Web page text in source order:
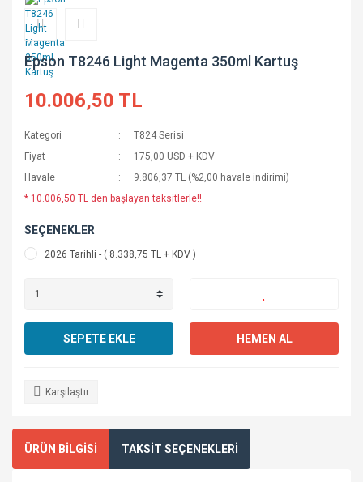
Epson T8246 Light Magenta 350ml Kartuş
10.006,50 TL
Kategori
T824 Serisi
Fiyat
175,00 USD + KDV
Havale
9.806,37 TL (%2,00 havale indirimi)
* 10.006,50 TL den başlayan taksitlerle!!
SEÇENEKLER
2026 Tarihli - ( 8.338,75 TL + KDV )
SEPETE EKLE HEMEN AL
Karşılaştır
ÜRÜN BİLGİSİ TAKSİT SEÇENEKLERİ